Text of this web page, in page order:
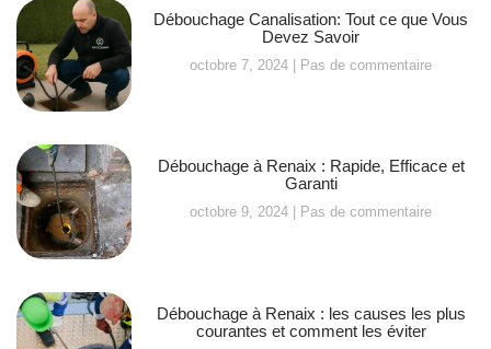
Débouchage Canalisation: Tout ce que Vous
Devez Savoir
octobre 7, 2024 Pas de commentaire
Débouchage à Renaix : Rapide, Efficace et
Garanti
octobre 9, 2024 Pas de commentaire
Débouchage à Renaix : les causes les plus
courantes et comment les éviter